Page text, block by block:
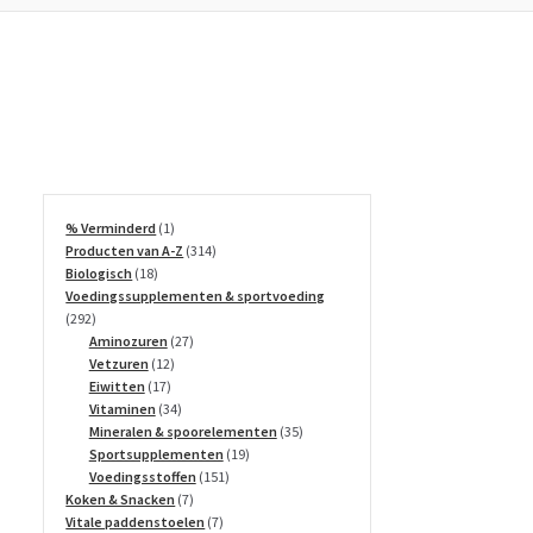
% Verminderd 11
product
Producten van A-Z 314314
Biologisch 1818
producten
Voedingssupplementen & sportvoeding
292292
producten
Aminozuren 2727
Vetzuren 1212
producten
Eiwitten 1717
producten
Vitaminen 3434
producten
Mineralen & spoorelementen 3535
Sportsupplementen 1919
Voedingsstoffen 151151
Koken & Snacken 77
producten
Vitale paddenstoelen 77